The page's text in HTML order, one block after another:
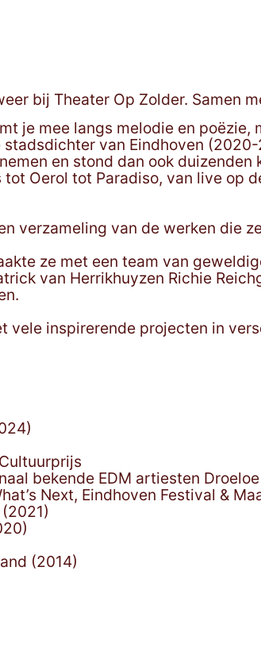
bij Theater Op Zolder. Samen
je mee langs melodie en
van Eindhoven
en stond dan ook
Oerol tot Paradiso, van live op
verzameling van de werken die
ze met een team van
van Herrikhuyzen Richie
inspirerende projecten in
bekende EDM artiesten Droeloe
Next, Eindhoven Festival &
(2014)